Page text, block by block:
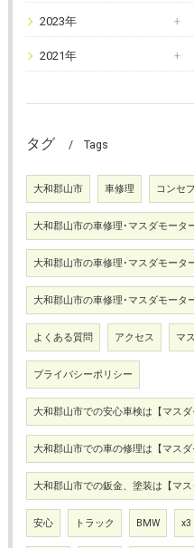
2023年
2021年
タグ Tags
大和郡山市 車修理 コンセ
大和郡山市の車修理･マスダモータ
大和郡山市の車修理･マスダモータ
大和郡山市の車修理･マスダモータ
よくある質問 アクセス マ
プライバシーポリシー
大和郡山市での安心車検は【マス
大和郡山市での車の修理は【マス
大和郡山市での鈑金、塗装は【マ
安心 トラック BMW x3